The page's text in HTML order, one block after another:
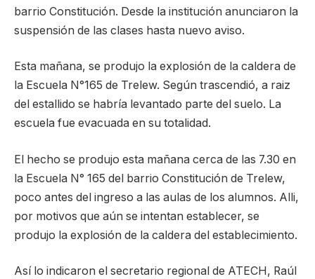
barrio Constitución. Desde la institución anunciaron la
suspensión de las clases hasta nuevo aviso.
Esta mañana, se produjo la explosión de la caldera de
la Escuela N°165 de Trelew. Según trascendió, a raiz
del estallido se habría levantado parte del suelo. La
escuela fue evacuada en su totalidad.
El hecho se produjo esta mañana cerca de las 7.30 en
la Escuela N° 165 del barrio Constitución de Trelew,
poco antes del ingreso a las aulas de los alumnos. Alli,
por motivos que aún se intentan establecer, se
produjo la explosión de la caldera del establecimiento.
Así lo indicaron el secretario regional de ATECH, Raúl